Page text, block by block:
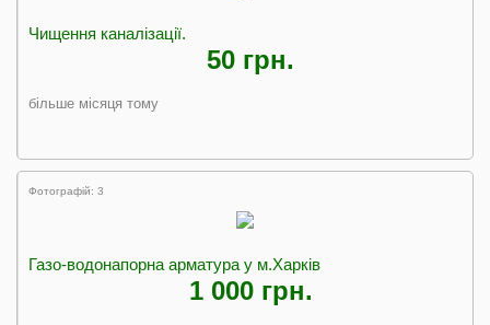
Чищення каналізації.
50 грн.
більше місяця тому
Фотографій: 3
Газо-водонапорна арматура у м.Харків
1 000 грн.